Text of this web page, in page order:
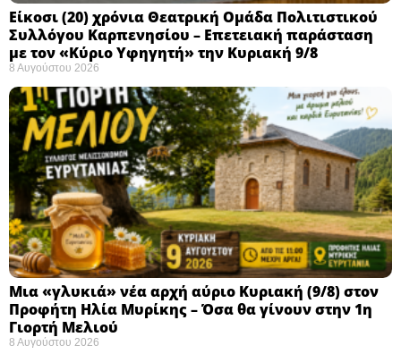
Eίκοσι (20) χρόνια Θεατρική Ομάδα Πολιτιστικού
Συλλόγου Καρπενησίου – Επετειακή παράσταση
με τον «Κύριο Υφηγητή» την Κυριακή 9/8
8 Αυγούστου 2026
Μια «γλυκιά» νέα αρχή αύριο Κυριακή (9/8) στον
Προφήτη Ηλία Μυρίκης – Όσα θα γίνουν στην 1η
Γιορτή Μελιού
8 Αυγούστου 2026